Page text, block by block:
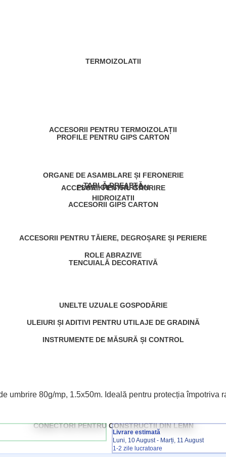
TERMOIZOLATII
ACCESORII PENTRU TERMOIZOLAȚII
HIDROIZATII
TABLĂ DREAPTĂ
PROFILE PENTRU GIPS CARTON
PLĂCI GIPS CARTON
ACCESORII GIPS CARTON
TENCUIALĂ DECORATIVĂ
ORGANE DE ASAMBLARE ȘI FERONERIE
CONECTORI PENTRU CONSTRUCTII DIN LEMN
ACCESORII PENTRU GĂURIRE
ACCESORII PENTRU TĂIERE, DEGROȘARE ȘI PERIERE
ROLE ABRAZIVE
UNELTE UZUALE GOSPODĂRIE
ULEIURI ȘI ADITIVI PENTRU UTILAJE DE GRADINĂ
INSTRUMENTE DE MĂSURĂ ȘI CONTROL
umbrire 80g/mp, 1.5x50m. Ideală pentru protecția
Livrare estimată
Luni, 10 August - Marți, 11 August
1-2 zile lucratoare